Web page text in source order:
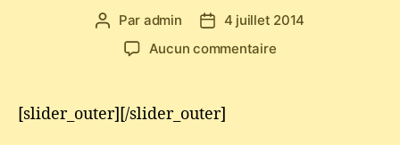
Auteur
l’article
Par admin
Date4 juillet 2014
Aucun commentairesur
[slider_outer][/slider_outer]